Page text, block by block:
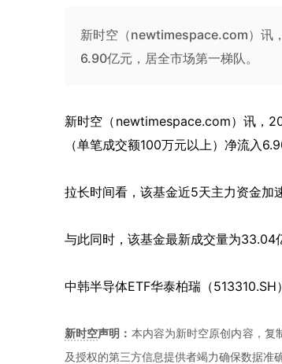
新时空（newtimespace.com）讯
6.90亿元，居全市场第一梯队。
新时空（ newtimespace.com）讯，
（单笔成交额100万元以上）净流入
拉长时间看，该基金近5天主力资金加
与此同时，该基金最新成交量为33.04
中韩半导体ETF华泰柏瑞（
新时空声明： 本内容为新时空原创内容，复
及授权的第三方信息提供者竭力确保数据准